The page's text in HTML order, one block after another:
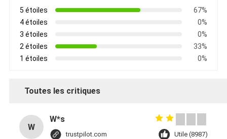
5 étoiles
67%
4 étoiles
0%
3 étoiles
0%
2 étoiles
33%
1 étoiles
0%
Toutes les critiques
W
W*s
trustpilot.com Utile (8987)